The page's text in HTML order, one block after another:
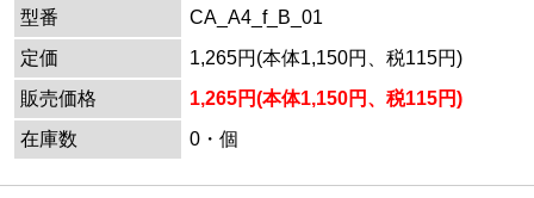
型番
CA_A4_f_B_01
定価
1,265円(本体1,150円、税115円)
販売価格
1,265円(本体1,150円、税115円)
在庫数
0・個